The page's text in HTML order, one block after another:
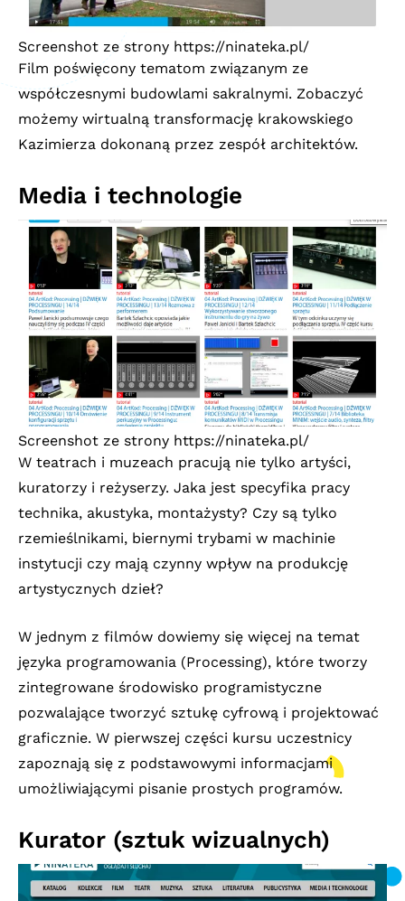
Screenshot ze strony https://ninateka.pl/
Film poświęcony tematom związanym ze
współczesnymi budowlami sakralnymi. Zobaczyć
możemy wirtualną transformację krakowskiego
Kazimierza dokonaną przez zespół architektów.
Media i technologie
Screenshot ze strony https://ninateka.pl/
W teatrach i muzeach pracują nie tylko artyści,
kuratorzy i reżyserzy. Jaka jest specyfika pracy
technika, akustyka, montażysty? Czy są tylko
rzemieślnikami, biernymi trybami w machinie
instytucji czy mają czynny wpływ na produkcję
artystycznych dzieł?
W jednym z filmów dowiemy się więcej na temat
języka programowania (Processing), które tworzy
zintegrowane środowisko programistyczne
pozwalające tworzyć sztukę cyfrową i projektować
graficznie. W pierwszej części kursu uczestnicy
zapoznają się z podstawowymi informacjami
umożliwiającymi pisanie prostych programów.
Kurator (sztuk wizualnych)